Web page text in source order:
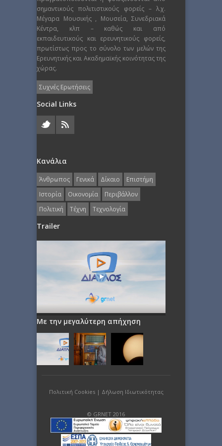
σημαντικούς πολιτιστικούς φορείς – λ.χ.
Μέγαρα Μουσικής , Μουσεία, Συνεδριακά
Κέντρα, κλπ – καθώς και από
εκπαιδευτικούς και ερευνητικούς φορείς,
πρωτίστως προς το σύνολο των μελών της
Ερευνητικής και Ακαδημαϊκής κοινότητας της
χώρας.
Συχνές Ερωτήσεις
Social Links
Κανάλια
Άνθρωπος Γενικά Δίκαιο
Επιστήμη
Ιστορία
Οικονομία
Περιβάλλον
Πολιτική
Τέχνη Τεχνολογία
Trailer
Με την μεγαλύτερη απήχηση
Πολιτική Cookies| Δήλωση Ιδιωτικότητας
© GRNET 2016